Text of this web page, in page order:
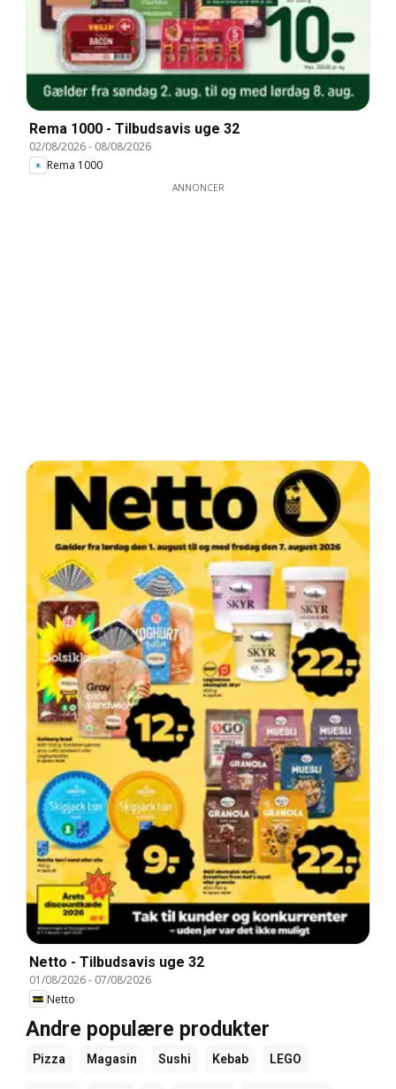
Rema 1000 - Tilbudsavis uge 32
02/08/2026- 08/08/2026
Rema 1000
ANNONCER
Netto - Tilbudsavis uge 32
01/08/2026- 07/08/2026
Netto
Andre populære produkter
Pizza Magasin Sushi Kebab LEGO